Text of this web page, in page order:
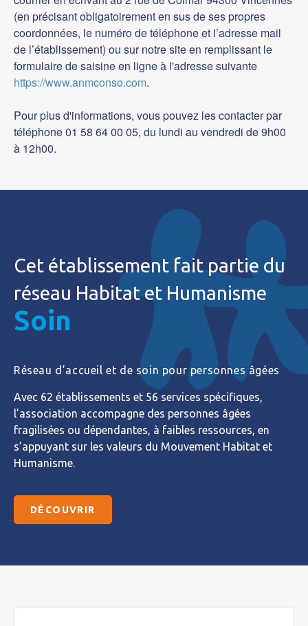
(en précisant obligatoirement en sus de ses propres
coordonnées, le numéro de téléphone et l’adresse mail
de l’établissement) ou sur notre site en remplissant le
formulaire de saisine en ligne à l'adresse suivante
https://www.anmconso.com.
Pour plus d'informations, vous pouvez les contacter par
téléphone 01 58 64 00 05, du lundi au vendredi de 9h00
à 12h00.
Cet établissement fait partie du
réseau Habitat et Humanisme
Soin
Réseau d’accueil et de soin pour personnes âgées
Avec 62 établissements et 56 services spécifiques,
l’association accompagne des personnes âgées
fragilisées ou dépendantes, à faibles ressources, en
s’appuyant sur les valeurs du Mouvement Habitat et
Humanisme.
DÉCOUVRIR